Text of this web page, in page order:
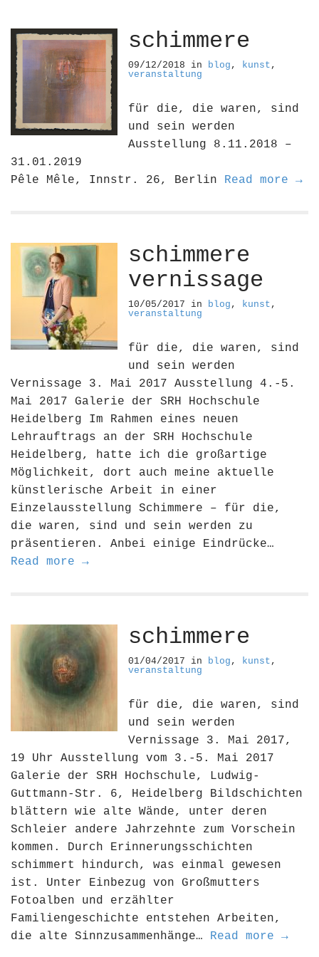
schimmere
09/12/2018 in blog , kunst ,
veranstaltung
für die, die waren, sind
und sein werden
Ausstellung 8.11.2018 –
31.01.2019
Pêle Mêle, Innstr. 26, Berlin Read more →
schimmere
vernissage
10/05/2017 in blog , kunst ,
veranstaltung
für die, die waren, sind
und sein werden
Vernissage 3. Mai 2017 Ausstellung 4.-5.
Mai 2017 Galerie der SRH Hochschule
Heidelberg Im Rahmen eines neuen
Lehrauftrags an der SRH Hochschule
Heidelberg, hatte ich die großartige
Möglichkeit, dort auch meine aktuelle
künstlerische Arbeit in einer
Einzelausstellung Schimmere – für die,
die waren, sind und sein werden zu
präsentieren. Anbei einige Eindrücke…
Read more →
schimmere
01/04/2017 in blog , kunst ,
veranstaltung
für die, die waren, sind
und sein werden
Vernissage 3. Mai 2017,
19 Uhr Ausstellung vom 3.-5. Mai 2017
Galerie der SRH Hochschule, Ludwig-
Guttmann-Str. 6, Heidelberg Bildschichten
blättern wie alte Wände, unter deren
Schleier andere Jahrzehnte zum Vorschein
kommen. Durch Erinnerungsschichten
schimmert hindurch, was einmal gewesen
ist. Unter Einbezug von Großmutters
Fotoalben und erzählter
Familiengeschichte entstehen Arbeiten,
die alte Sinnzusammenhänge… Read more →